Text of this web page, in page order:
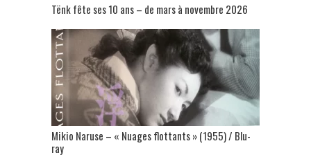
Tënk fête ses 10 ans – de mars à novembre 2026
Mikio Naruse – « Nuages flottants » (1955) / Blu-
ray